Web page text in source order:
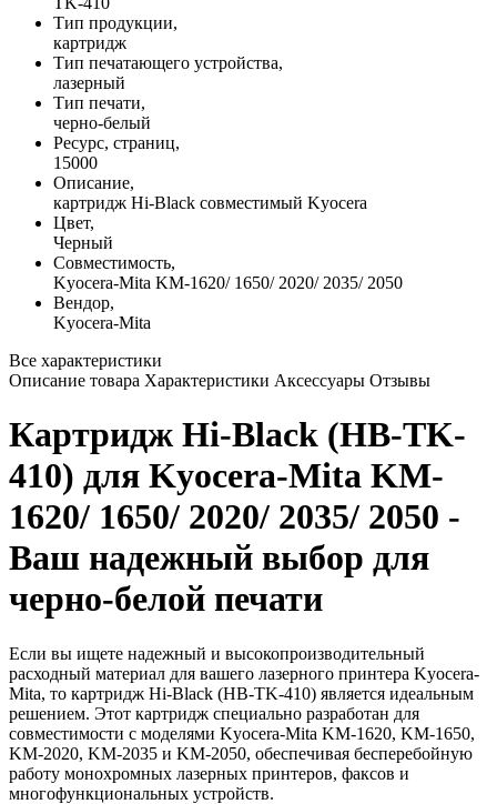
Тип продукции,
картридж
Тип печатающего устройства,
лазерный
Тип печати,
черно-белый
Ресурс, страниц,
15000
Описание,
картридж Hi-Black совместимый Kyocera
Цвет,
Черный
Совместимость,
Kyocera-Mita KM-1620/ 1650/ 2020/ 2035/ 2050
Вендор,
Kyocera-Mita
Все характеристики
Описание товара Характеристики Аксессуары Отзывы
Картридж Hi-Black (HB-TK-
410) для Kyocera-Mita KM-
1620/ 1650/ 2020/ 2035/ 2050 -
Ваш надежный выбор для
черно-белой печати
Если вы ищете надежный и высокопроизводительный
расходный материал для вашего лазерного принтера Kyocera-
Mita, то картридж Hi-Black (HB-TK-410) является идеальным
решением. Этот картридж специально разработан для
совместимости с моделями Kyocera-Mita KM-1620, KM-1650,
KM-2020, KM-2035 и KM-2050, обеспечивая бесперебойную
работу монохромных лазерных принтеров, факсов и
многофункциональных устройств.